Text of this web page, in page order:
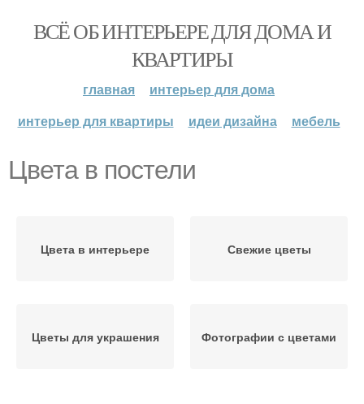
ВСЁ ОБ ИНТЕРЬЕРЕ ДЛЯ ДОМА И
КВАРТИРЫ
главная
интерьер для дома
интерьер для квартиры
идеи дизайна мебель
Цвета в постели
Цвета в интерьере Свежие цветы
Цветы для украшения Фотографии с цветами